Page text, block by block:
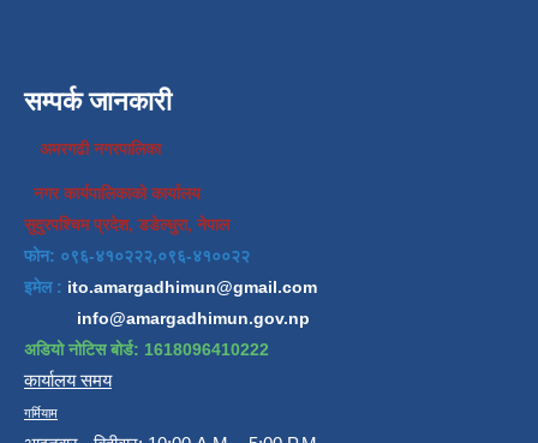
सम्पर्क जानकारी
अमरगढी नगरपालिका
नगर कार्यपालिकाको कार्यालय
सुदुरपश्चिम प्रदेश, डडेल्धुरा, नेपाल
फोन: ०९६-४१०२२२,०९६-४१००२२
इमेल : ito.amargadhimun@gmail.com
info@amargadhimun.gov.np
अडियो नोटिस बोर्ड: 1618096410222
कार्यालय समय
गर्मियाम